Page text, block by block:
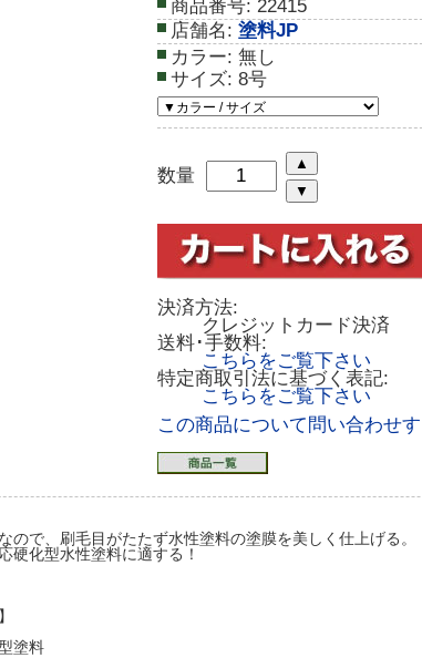
商品番号: 22415
店舗名: 塗料JP
カラー: 無し
サイズ: 8号
数量
決済方法:
クレジットカード決済
送料･手数料:
こちらをご覧下さい
特定商取引法に基づく表記:
こちらをご覧下さい
この商品について問い合わせ
ので、刷毛目がたたず水性塗料の塗膜を美しく仕上げる。
硬化型水性塗料に適する！
塗料